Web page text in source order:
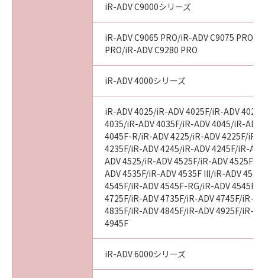
iR-ADV C9000シリーズ
iR-ADV C9065 PRO/iR-ADV C9075 PRO/
PRO/iR-ADV C9280 PRO
iR-ADV 4000シリーズ
iR-ADV 4025/iR-ADV 4025F/iR-ADV
4035/iR-ADV 4035F/iR-ADV 4045/iR-ADV
4045F-R/iR-ADV 4225/iR-ADV 4225F/iR-
4235F/iR-ADV 4245/iR-ADV 4245F/iR-
ADV 4525/iR-ADV 4525F/iR-ADV 4525F
ADV 4535F/iR-ADV 4535F III/iR-ADV
4545F/iR-ADV 4545F-RG/iR-ADV 4545F
4725F/iR-ADV 4735F/iR-ADV 4745F/iR-
4835F/iR-ADV 4845F/iR-ADV 4925F/iR-
4945F
iR-ADV 6000シリーズ